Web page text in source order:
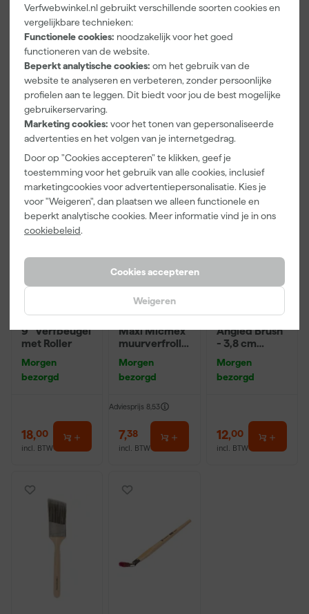
Verfwebwinkel.nl gebruikt verschillende soorten cookies en
vergelijkbare technieken:
Functionele cookies: noodzakelijk voor het goed
functioneren van de website.
Beperkt analytische cookies: om het gebruik van de
website te analyseren en verbeteren, zonder persoonlijke
profielen aan te leggen. Dit biedt voor jou de best mogelijke
gebruikerservaring.
Marketing cookies: voor het tonen van gepersonaliseerde
advertenties en het volgen van je internetgedrag.
Door op "Cookies accepteren" te klikken, geef je
toestemming voor het gebruik van alle cookies, inclusief
marketingcookies voor advertentiepersonalisatie. Kies je
voor "Weigeren", dan plaatsen we alleen functionele en
beperkt analytische cookies. Meer informatie vind je in ons
cookiebeleid.
Cookies accepteren
Weigeren
F&B
Kleurenwaaie
r
Morgen
bezorgd
22,
And Go
Verfbak -
12cm Roller -
0,5L + 5
Inzetbakken
Morgen
bezorgd
3,
incl. BTW
100X70X25m
P220
Morgen
1,
incl. BTW
Farrow & Ball
9" Verfbeugel
met Roller
Morgen
bezorgd
18,00
incl. BTW
Anza PRO
Maxi Micmex
muurverfrolle
Morgen
bezorgd
Adviesprijs 8,53
7,38
incl. BTW
Farrow & Ball
Angled Brush
- 3,8 cm
Morgen
bezorgd
12,00
incl. BTW